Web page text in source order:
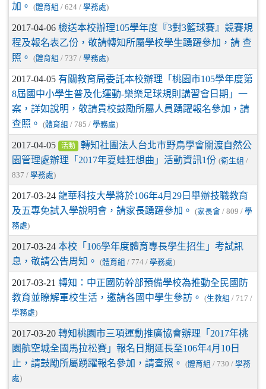
加。
(體育組 / 624 / 學務處)
2017-04-06 檢送本校辦理105學年度『3對3籃球賽』競賽規
程及報名表乙份，敬請轉知所屬學校學生踴躍參加，請 查
照。
(體育組 / 737 / 學務處)
2017-04-05 有關教育局委託本校辦理「桃園市105學年度第
8屆國中小學生普及化運動-樂樂足球規則講習會日期」一
案，詳如說明，敬請貴校鼓勵所屬人員踴躍報名參加，請
查照。
(體育組 / 785 / 學務處)
2017-04-05 活動
轉知社團法人台北市野鳥學會關渡自然公
園管理處辦理「2017年夏蛙狂想曲」活動資訊1份 (衛生組 /
837 / 學務處)
2017-03-24 龍華科技大學將於106年4月29日舉辦技職教育
及五專免試入學說明會，請家長踴躍參加。
(家長會 / 809 / 學
務處)
2017-03-24 本校「106學年度體育專長學生招生」考試訊
息，敬請公告周知。
(體育組 / 774 / 學務處)
2017-03-21 轉知：中正國防幹部預備學校為推動全民國防
教育並瞭解軍校生活，邀請各國中學生參訪。
(生教組 / 717 /
學務處)
2017-03-20 轉知桃園市三項運動推廣協會辦理「2017年桃
園航空城全國馬拉松賽」報名日期延長至106年4月10日
止，請鼓勵所屬踴躍報名參加，請查照。
(體育組 / 730 / 學務
處)